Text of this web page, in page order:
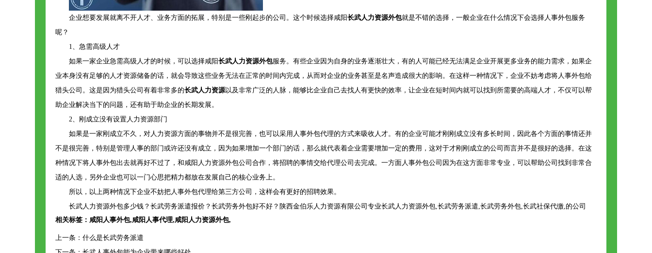
企业想要发展就离不开人才、业务方面的拓展，特别是一些刚起步的公司。这个时候选择咸阳长武人力资源外包就是不错的选择，一般企业在什么情况下会选择人事外包服务
呢？
1、急需高级人才
如果一家企业急需高级人才的时候，可以选择咸阳长武人力资源外包服务。有些企业因为自身的业务逐渐壮大，有的人可能已经无法满足企业开展更多业务的能力需求，如果企
业本身没有足够的人才资源储备的话，就会导致这些业务无法在正常的时间内完成，从而对企业的业务甚至是名声造成很大的影响。在这样一种情况下，企业不妨考虑将人事外包给
猎头公司。这是因为猎头公司有着非常多的长武人力资源以及非常广泛的人脉，能够比企业自己去找人有更快的效率，让企业在短时间内就可以找到所需要的高端人才，不仅可以帮
助企业解决当下的问题，还有助于助企业的长期发展。
2、刚成立没有设置人力资源部门
如果是一家刚成立不久，对人力资源方面的事物并不是很完善，也可以采用人事外包代理的方式来吸收人才。有的企业可能才刚刚成立没有多长时间，因此各个方面的事情还并
不是很完善，特别是管理人事的部门或许还没有成立，因为如果增加一个部门的话，那么就代表着企业需要增加一定的费用，这对于才刚刚成立的公司而言并不是很好的选择。在这
种情况下将人事外包出去就再好不过了，和咸阳人力资源外包公司合作，将招聘的事情交给代理公司去完成。一方面人事外包公司因为在这方面非常专业，可以帮助公司找到非常合
适的人选，另外企业也可以一门心思把精力都放在发展自己的核心业务上。
所以，以上两种情况下企业不妨把人事外包代理给第三方公司，这样会有更好的招聘效果。
长武人力资源外包多少钱？长武劳务派遣报价？长武劳务外包好不好？陕西金伯乐人力资源有限公司专业长武人力资源外包,长武劳务派遣,长武劳务外包,长武社保代缴,的公司
相关标签： 咸阳人事外包,咸阳人事代理,咸阳人力资源外包,
上一条： 什么是长武劳务派遣